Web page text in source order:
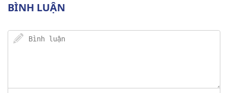
BÌNH LUẬN